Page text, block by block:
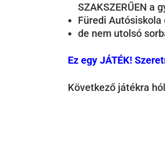
SZAKSZERŰEN a
Füredi
de nem utolsó
Ez egy JÁTÉK!
Következő játékra